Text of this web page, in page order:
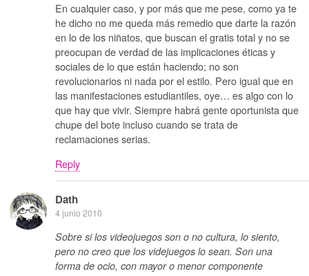
En cualquier caso, y por más que me pese, como ya te
he dicho no me queda más remedio que darte la razón
en lo de los niñatos, que buscan el gratis total y no se
preocupan de verdad de las implicaciones éticas y
sociales de lo que están haciendo; no son
revolucionarios ni nada por el estilo. Pero igual que en
las manifestaciones estudiantiles, oye… es algo con lo
que hay que vivir. Siempre habrá gente oportunista que
chupe del bote incluso cuando se trata de
reclamaciones serias.
Reply
Dath
4 junio 2010
Sobre si los videojuegos son o no cultura, lo siento,
pero no creo que los videjuegos lo sean. Son una
forma de ocio, con mayor o menor componente